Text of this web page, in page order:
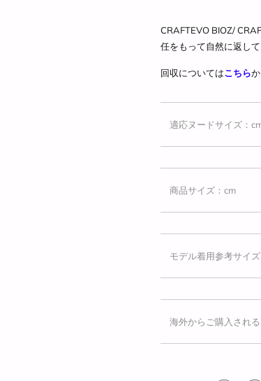
CRAFTEVO BIOZ/
任をもって自然に返し
回収についてはこちら
適応ヌードサイズ：
商品サイズ：cm
モデル着用参考サイズ
海外からご購入され